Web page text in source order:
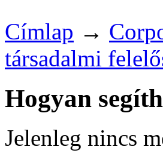
Címlap →
társadalmi
Hogyan
Jelenleg nincs